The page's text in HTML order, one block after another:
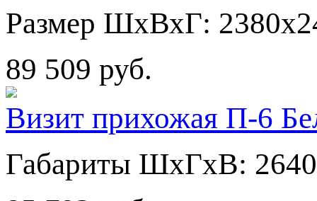
Размер ШхВхГ:
89 509 руб.
Визит прихожая П-6
Габариты ШхГхВ: